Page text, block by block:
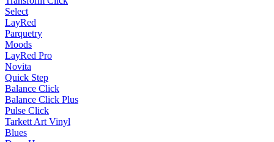
Select
LayRed
Parquetry
Moods
LayRed Pro
Novita
Quick Step
Balance Click
Balance Click Plus
Pulse Click
Tarkett Art Vinyl
Blues